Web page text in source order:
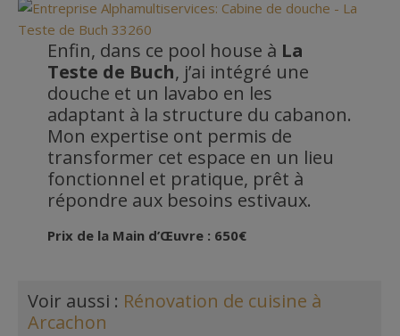
Enfin, dans ce pool house à La
Teste de Buch, j’ai intégré une
douche et un lavabo en les
adaptant à la structure du cabanon.
Mon expertise ont permis de
transformer cet espace en un lieu
fonctionnel et pratique, prêt à
répondre aux besoins estivaux.
Prix de la Main d’Œuvre : 650€
Voir aussi : Rénovation de cuisine à
Arcachon